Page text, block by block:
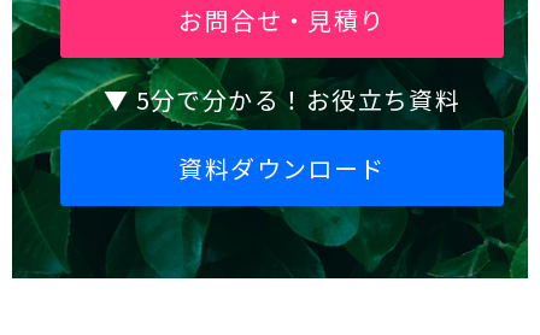
お問合せ・見積り
▼ 5分で分かる！お役立ち資料
資料ダウンロード